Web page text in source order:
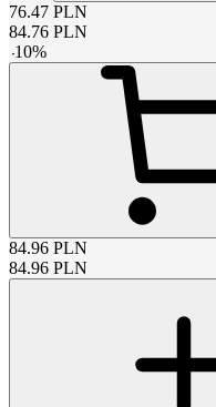
76.47 PLN
84.76 PLN
-10%
84.96 PLN
84.96 PLN